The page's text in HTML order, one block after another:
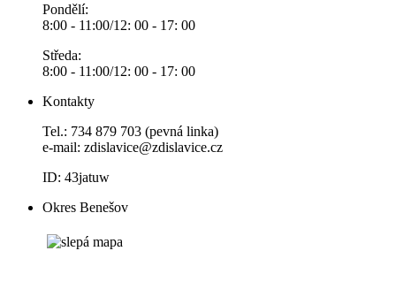
Pondělí:
8:00 - 11:00/12: 00 - 17: 00
Středa:
8:00 - 11:00/12: 00 - 17: 00
Kontakty
Tel.: 734 879 703 (pevná linka)
e-mail: zdislavice@zdislavice.cz
ID: 43jatuw
Okres Benešov